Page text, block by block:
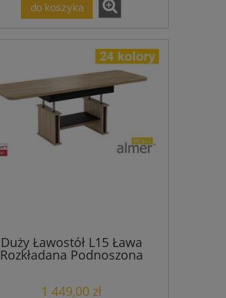
do koszyka
Duży Ławostół L15 Ława
Rozkładana Podnoszona
1 449,00 zł